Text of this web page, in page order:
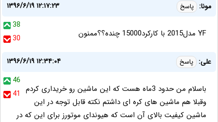
مونا: پاسخ
۱۳۹۶/۶/۱۹ ۱۲:۱۷:۲۳
38
30
YF مدل2015 با کارکرد15000 چنده؟؟ممنون
علی: پاسخ
۱۳۹۶/۶/۱۹ ۱۲:۳۴:۰۴
46
41
باسلام من حدود 3ماه هست که این ماشین رو خریداری کردم
وقبلا هم ماشین های کره ای داشتم نکته قابل توجه در این
ماشین کیفیت بالای آن است که هیوندای موتورز برای این که در